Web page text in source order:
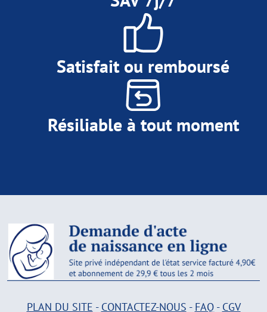
Satisfait ou remboursé
Résiliable à tout moment
PLAN DU SITE - CONTACTEZ-NOUS - FAQ- CGV